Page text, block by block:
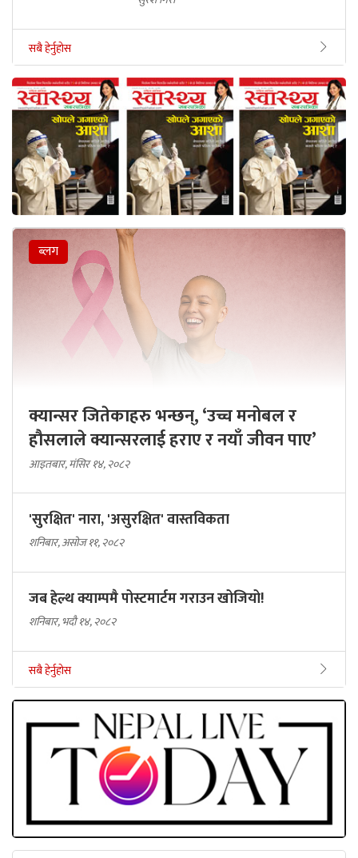
सबै हेर्नुहोस
ब्लग
क्यान्सर जितेकाहरु भन्छन्, ‘उच्च मनोबल र
हौसलाले क्यान्सरलाई हराए र नयाँ जीवन पाए’
आइतबार, मंसिर १४, २०८२
'सुरक्षित' नारा, 'असुरक्षित' वास्तविकता
शनिबार, असोज ११, २०८२
जब हेल्थ क्याम्पमै पोस्टमार्टम गराउन खोजियो!
शनिबार, भदौ १४, २०८२
सबै हेर्नुहोस